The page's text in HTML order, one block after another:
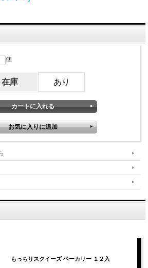
個
在庫 あり
もっちりスクイーズ ベーカリー １２入